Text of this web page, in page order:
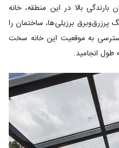
بالا در این منطقه، خانه
پرزرق‌وبرق برزیلی‌ها، ساختمان را
به موقعیت این خانه سخت
طول انجامید.